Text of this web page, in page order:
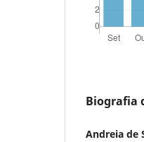
Biografia
Andreia de